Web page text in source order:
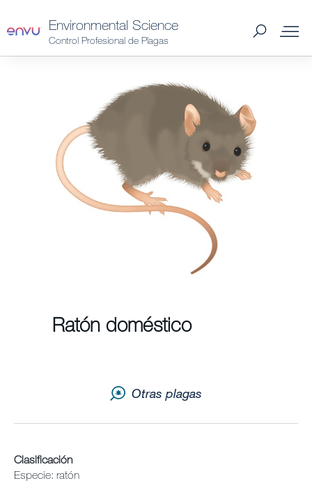
Environmental Science
Control Profesional de Plagas
Contáctanos
Plagas Spain
Catálogo 2026 Spain
Distribuidores Spain
Envu Premium Club
Ratón doméstico
Otras plagas
Clasificación
Especie: ratón